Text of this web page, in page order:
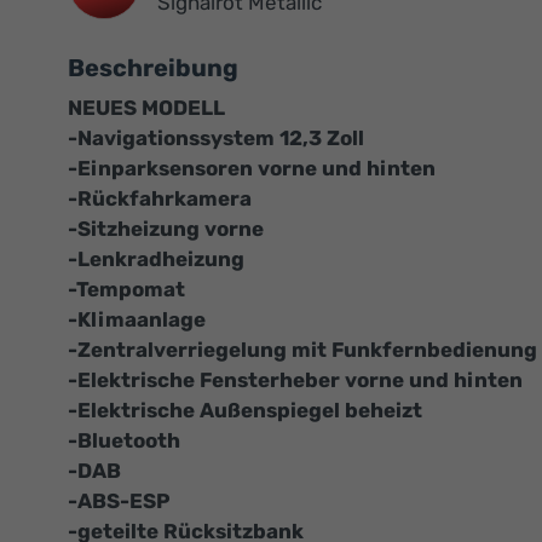
Beschreibung
NEUES MODELL
-Navigationssystem 12,3 Zoll
-Einparksensoren vorne und hinten
-Rückfahrkamera
-Sitzheizung vorne
-Lenkradheizung
-Tempomat
-Klimaanlage
-Zentralverriegelung mit Funkfernbedienung
-Elektrische Fensterheber vorne und hinten
-Elektrische Außenspiegel beheizt
-Bluetooth
-DAB
-ABS-ESP
-geteilte Rücksitzbank